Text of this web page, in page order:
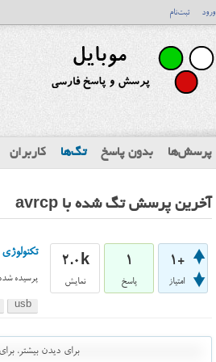
ورود ثبت‌نام
پرسش‌ها بدون پاسخ تگ‌ها کاربران
آخرین پرسش تگ شده با avrcp
+1
امتیاز
1
پاسخ
2.0k
نمایش
تکنولوژی avrcp برای بلوتوث در گوشی‌های موبایل چی هست؟
پرسیده شده
usb
برای دیدن بیشتر،